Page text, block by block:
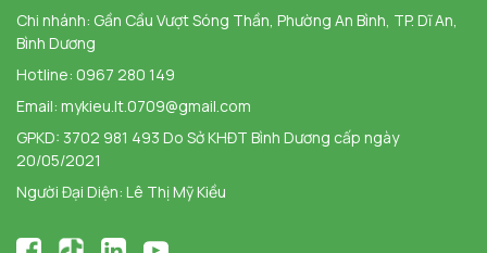
Chi nhánh: Gần Cầu Vượt Sóng Thần, Phường An Bình, TP. Dĩ An,
Bình Dương
Hotline: 0967 280 149
Email: mykieu.lt.0709@gmail.com
GPKD: 3702 981 493 Do Sở KHĐT Bình Dương cấp ngày
20/05/2021
Người Đại Diện: Lê Thị Mỹ Kiều